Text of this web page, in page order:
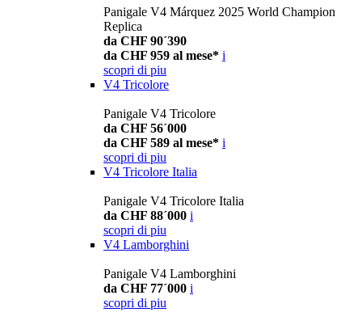
Panigale V4 Márquez 2025 World Champion
Replica
da CHF 90´390
da CHF 959 al mese* i
scopri di piu
V4 Tricolore
Panigale V4 Tricolore
da CHF 56´000
da CHF 589 al mese* i
scopri di piu
V4 Tricolore Italia
Panigale V4 Tricolore Italia
da CHF 88´000 i
scopri di piu
V4 Lamborghini
Panigale V4 Lamborghini
da CHF 77´000 i
scopri di piu